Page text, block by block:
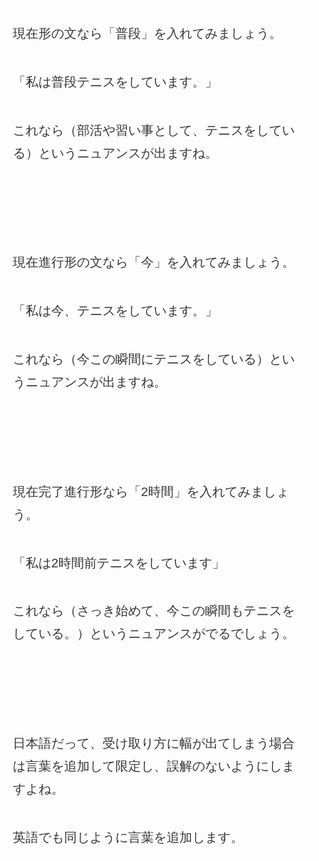
現在形の文なら「普段」を入れてみましょう。
「私は普段テニスをしています。」
これなら（部活や習い事として、テニスをしてい
る）というニュアンスが出ますね。
現在進行形の文なら「今」を入れてみましょう。
「私は今、テニスをしています。」
これなら（今この瞬間にテニスをしている）とい
うニュアンスが出ますね。
現在完了進行形なら「2時間」を入れてみましょ
う。
「私は2時間前テニスをしています」
これなら（さっき始めて、今この瞬間もテニスを
している。）というニュアンスがでるでしょう。
日本語だって、受け取り方に幅が出てしまう場合
は言葉を追加して限定し、誤解のないようにしま
すよね。
英語でも同じように言葉を追加します。